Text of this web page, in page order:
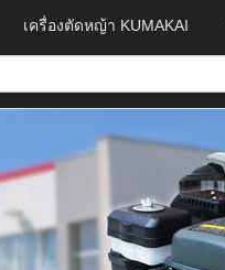
เครื่องตัดหญ้า KUMAKAI